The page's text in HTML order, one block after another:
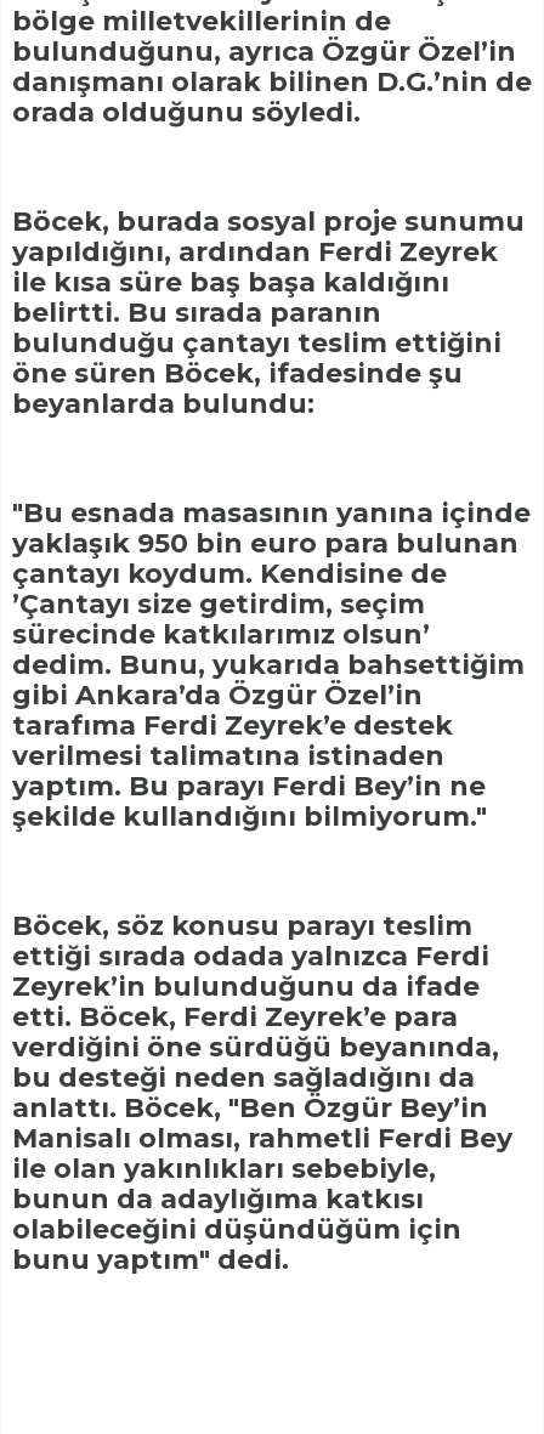
bölge milletvekillerinin de
bulunduğunu, ayrıca Özgür Özel’in
danışmanı olarak bilinen D.G.’nin de
orada olduğunu söyledi.
Böcek, burada sosyal proje sunumu
yapıldığını, ardından Ferdi Zeyrek
ile kısa süre baş başa kaldığını
belirtti. Bu sırada paranın
bulunduğu çantayı teslim ettiğini
öne süren Böcek, ifadesinde şu
beyanlarda bulundu:
"Bu esnada masasının yanına içinde
yaklaşık 950 bin euro para bulunan
çantayı koydum. Kendisine de
’Çantayı size getirdim, seçim
sürecinde katkılarımız olsun’
dedim. Bunu, yukarıda bahsettiğim
gibi Ankara’da Özgür Özel’in
tarafıma Ferdi Zeyrek’e destek
verilmesi talimatına istinaden
yaptım. Bu parayı Ferdi Bey’in ne
şekilde kullandığını bilmiyorum."
Böcek, söz konusu parayı teslim
ettiği sırada odada yalnızca Ferdi
Zeyrek’in bulunduğunu da ifade
etti. Böcek, Ferdi Zeyrek’e para
verdiğini öne sürdüğü beyanında,
bu desteği neden sağladığını da
anlattı. Böcek, "Ben Özgür Bey’in
Manisalı olması, rahmetli Ferdi Bey
ile olan yakınlıkları sebebiyle,
bunun da adaylığıma katkısı
olabileceğini düşündüğüm için
bunu yaptım" dedi.